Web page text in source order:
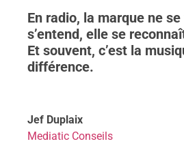
En radio, la marque ne
s’entend, elle se
Et souvent, c’est la
différence.
Jef Duplaix
Mediatic Conseils